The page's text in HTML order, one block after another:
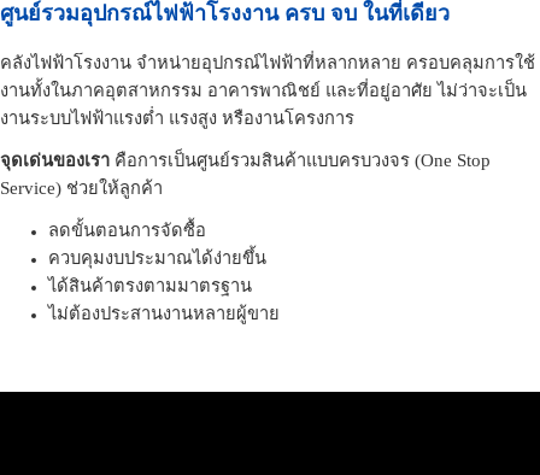
ศูนย์รวมอุปกรณ์ไฟฟ้าโรงงาน ครบ จบ ในที่เดียว
คลังไฟฟ้าโรงงาน จำหน่ายอุปกรณ์ไฟฟ้าที่หลากหลาย ครอบคลุมการใช้
งานทั้งในภาคอุตสาหกรรม อาคารพาณิชย์ และที่อยู่อาศัย ไม่ว่าจะเป็น
งานระบบไฟฟ้าแรงต่ำ แรงสูง หรืองานโครงการ
จุดเด่นของเรา คือการเป็นศูนย์รวมสินค้าแบบครบวงจร (One Stop
Service) ช่วยให้ลูกค้า
ลดขั้นตอนการจัดซื้อ
ควบคุมงบประมาณได้ง่ายขึ้น
ได้สินค้าตรงตามมาตรฐาน
ไม่ต้องประสานงานหลายผู้ขาย